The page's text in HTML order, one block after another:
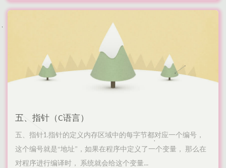
五、指针（C语言）
五、指针1.指针的定义内存区域中的每字节都对应一个编号，
这个编号就是“地址”，如果在程序中定义了一个变量， 那么在
对程序进行编译时， 系统就会给这个变量...